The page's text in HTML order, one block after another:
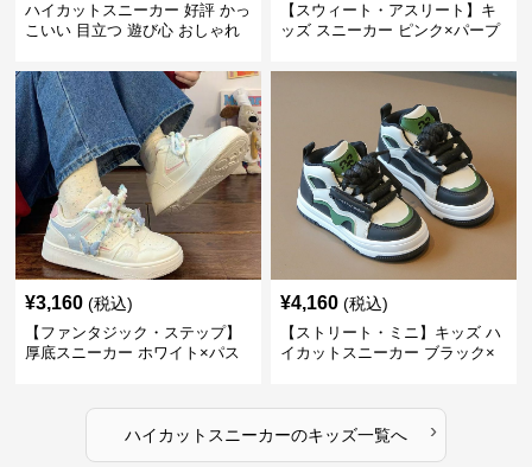
ハイカットスニーカー 好評 かっ
こいい 目立つ 遊び心 おしゃれ
すべりにくい 快適歩行 グリップ
力
【スウィート・アスリート】キ
ッズ スニーカー ピンク×パープ
ンソール ガールズ
¥3,160 (税込)
【ファンタジック・ステップ】
厚底スニーカー ホワイト×パス
¥4,160 (税込)
【ストリート・ミニ】キッズ ハ
イカットスニーカー ブラック×
ハイカットスニーカーのキッズ一覧へ ›